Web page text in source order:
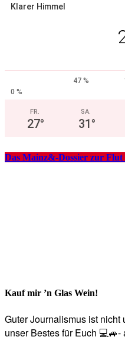
Klarer Himmel
47 %
0 %
FR.
27°
SA.
31°
Das Mainz&-Dossier zur
Kauf mir ’n Glas Wein!
Guter Journalismus ist nicht
unser Bestes für Euch